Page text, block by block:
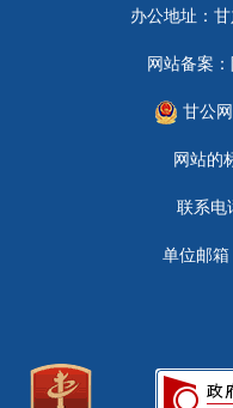
办公地址：
网站备案：
甘公
网站的
联系电
单位邮箱